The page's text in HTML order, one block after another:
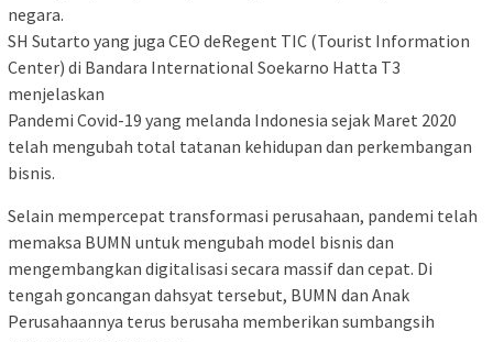
negara.
SH Sutarto yang juga CEO deRegent TIC (Tourist Information
Center) di Bandara International Soekarno Hatta T3
menjelaskan
Pandemi Covid-19 yang melanda Indonesia sejak Maret 2020
telah mengubah total tatanan kehidupan dan perkembangan
bisnis.
Selain mempercepat transformasi perusahaan, pandemi telah
memaksa BUMN untuk mengubah model bisnis dan
mengembangkan digitalisasi secara massif dan cepat. Di
tengah goncangan dahsyat tersebut, BUMN dan Anak
Perusahaannya terus berusaha memberikan sumbangsih